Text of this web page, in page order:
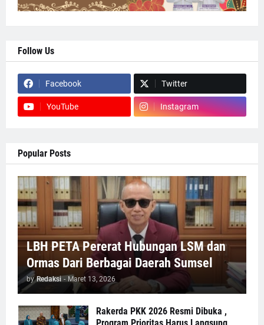
Follow Us
Facebook Twitter
YouTube Instagram
Popular Posts
LBH PETA Pererat Hubungan LSM dan
Ormas Dari Berbagai Daerah Sumsel
by Redaksi - Maret 13, 2026
Rakerda PKK 2026 Resmi Dibuka ,